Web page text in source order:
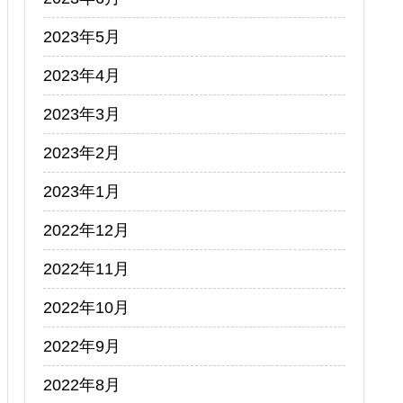
2023年5月
2023年4月
2023年3月
2023年2月
2023年1月
2022年12月
2022年11月
2022年10月
2022年9月
2022年8月